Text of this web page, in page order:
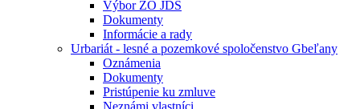
Výbor ZO JDS
Dokumenty
Informácie a rady
Urbariát - lesné a pozemkové spoločenstvo Gbeľany
Oznámenia
Dokumenty
Pristúpenie ku zmluve
Neznámi vlastníci